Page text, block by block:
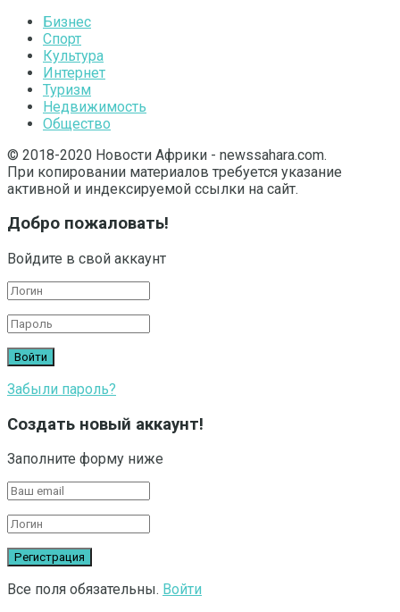
Бизнес
Спорт
Культура
Интернет
Туризм
Недвижимость
Общество
© 2018-2020 Новости Африки - newssahara.com.
При копировании материалов требуется указание
активной и индексируемой ссылки на сайт.
Добро пожаловать!
Войдите в свой аккаунт
Забыли пароль?
Создать новый аккаунт!
Заполните форму ниже
Все поля обязательны. Войти